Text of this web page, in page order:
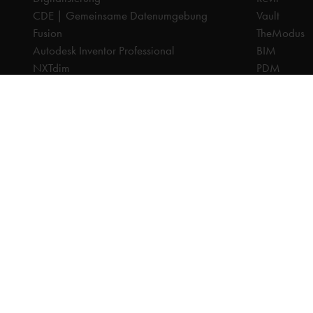
CDE | Gemeinsame Datenumgebung
Fusion
Autodesk Inventor Professional
NXTdim
Vault
TheModus
BIM
PDM